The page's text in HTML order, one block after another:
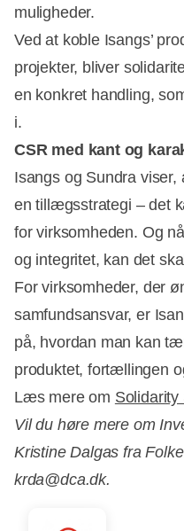
muligheder.
Ved at koble Isangs’
projekter, bliver
en konkret handling,
i.
CSR med kant og
Isangs og Sundra
en tillægsstrategi – det
for virksomheden. Og
og integritet, kan det
For virksomheder, der
samfundsansvar, er
på, hvordan man kan
produktet, fortællingen
Læs mere om Solidarity
Vil du høre mere om
Kristine Dalgas fra
krda@dca.dk.